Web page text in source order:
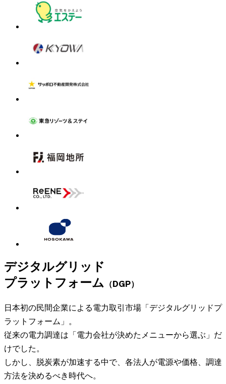
デジタルグリッド
プラットフォーム
（DGP）
日本初の民間企業による電力取引市場「デジタルグリッドプ
ラットフォーム」。
従来の電力調達は「電力会社が決めたメニューから選ぶ」だ
けでした。
しかし、脱炭素が加速する中で、各法人が電源や価格、調達
方法を決めるべき時代へ。